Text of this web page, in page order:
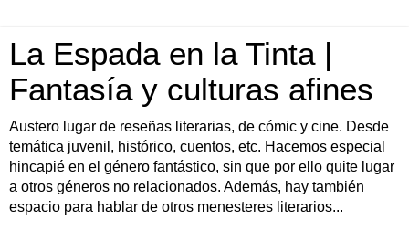
La Espada en la Tinta |
Fantasía y culturas afines
Austero lugar de reseñas literarias, de cómic y cine. Desde
temática juvenil, histórico, cuentos, etc. Hacemos especial
hincapié en el género fantástico, sin que por ello quite lugar
a otros géneros no relacionados. Además, hay también
espacio para hablar de otros menesteres literarios...